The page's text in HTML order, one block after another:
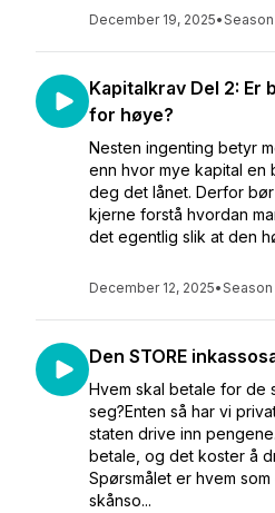
December 19, 2025•Season
Kapitalkrav Del 2: Er
for høye?
Nesten ingenting betyr
enn hvor mye kapital en
deg det lånet. Derfor
kjerne forstå hvordan
det egentlig slik at den
December 12, 2025•Season
Den STORE
Hvem skal betale for de
seg?Enten så har vi
staten drive inn
betale, og det koster å
Spørsmålet er hvem
skånso...